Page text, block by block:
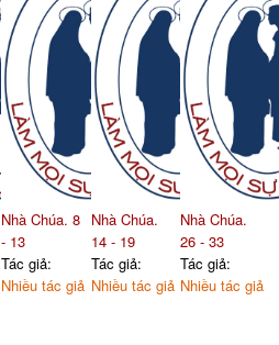
Nhà Chúa. 8
- 13
Tác giả:
Nhiều tác giả
Nhà Chúa.
14 - 19
Tác giả:
Nhiều tác giả
Nhà Chúa.
26 - 33
Tác giả:
Nhiều tác giả